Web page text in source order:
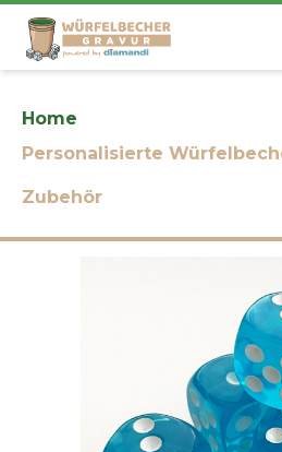
Home
Personalisierte
Zubehör
5x türkise
5x türkise transparente